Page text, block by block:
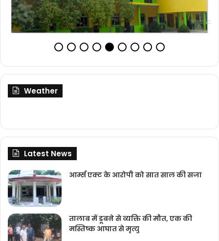
Weather
Latest News
आर्म्स एक्ट के आरोपी को सात साल की सजा
तालाब में डूबने से व्यक्ति की मौत, एक की
मस्तिष्क आघात से मृत्यु